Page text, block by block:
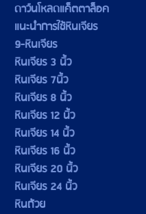
ดาว์นโหลดแค็ตตาล็อค
แนะนำการใช้หินเจียร
9-หินเจียร
หินเจียร 3 นิ้ว
หินเจียร 7นิ้ว
หินเจียร 8 นิ้ว
หินเจียร 12 นิ้ว
หินเจียร 14 นิ้ว
หินเจียร 16 นิ้ว
หินเจียร 20 นิ้ว
หินเจียร 24 นิ้ว
หินถ้วย